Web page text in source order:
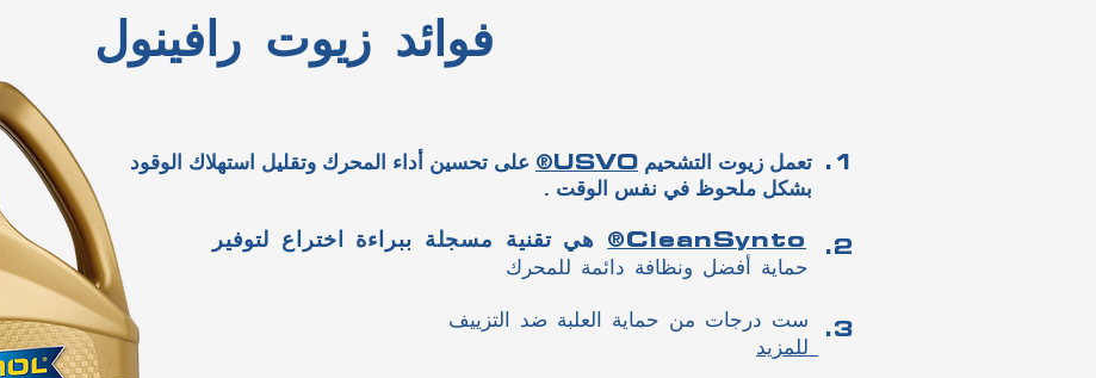
فوائد زيوت رافينول
®USVO
. بشكل ملحوظ في نفس الوقت
هيتقنية مسجلة ببراءة اختراع ®CleanSynto
حماية أفضل ونظافة دائمة للمحرك
ست درجات من حماية العلبة ضد التزيي
.1
.2
.3